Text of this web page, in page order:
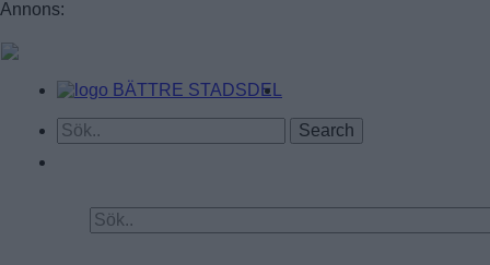
Annons:
BÄTTRE STADSDEL